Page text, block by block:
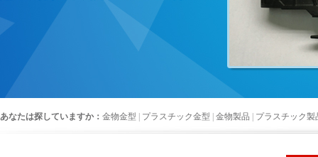
あなたは探していますか： 金物金型 プラスチック金型 金物製品 プラスチック製